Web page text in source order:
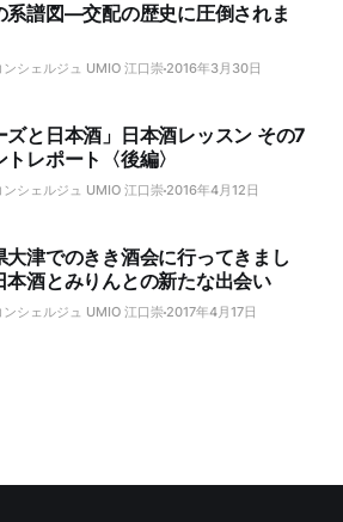
系譜図―交配の歴史に圧倒されま
ンシェルジュ UMIO 江口崇 2016年3月30日
ズと日本酒」日本酒レッスン その7
トレポート〈後編〉
ンシェルジュ UMIO 江口崇 2016年4月12日
大津でのきき酒会に行ってきまし
本酒とみりんとの新たな出会い
ンシェルジュ UMIO 江口崇 2017年4月17日